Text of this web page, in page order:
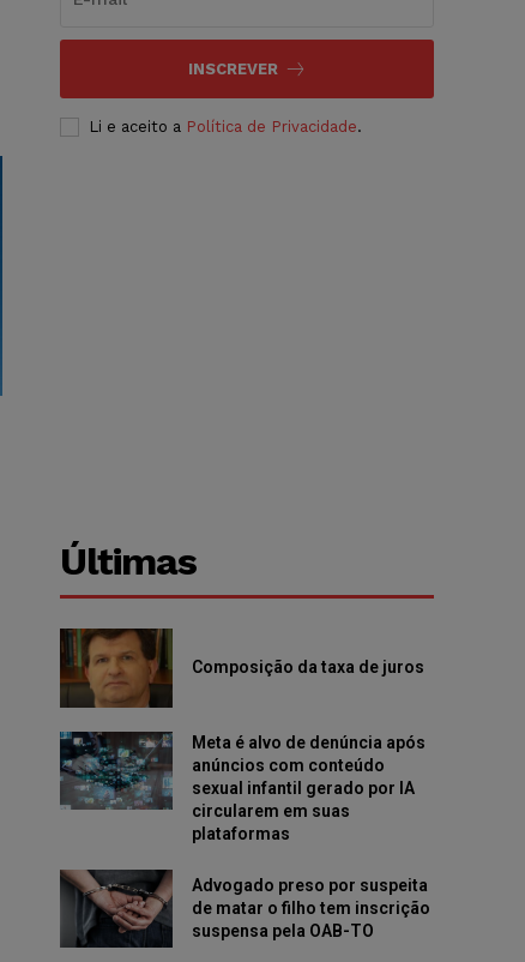
INSCREVER
Li e aceito a Política de Privacidade.
Últimas
Composição da taxa de juros
Meta é alvo de denúncia após
anúncios com conteúdo
sexual infantil gerado por IA
circularem em suas
plataformas
Advogado preso por suspeita
de matar o filho tem inscrição
suspensa pela OAB-TO